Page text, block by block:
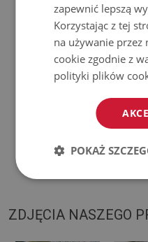
Jak dbać o produkt?
Czyść wilgotną szmatką —
chemicznych.
Regularnie wietrz dolną
Mata jest przeznaczona
powierzchni. Po
ZDJĘCIA NASZEGO
zapewnić lepszą
Korzystając z tej
na używanie przez
cookie zgodnie z
polityki plików
POKAŻ